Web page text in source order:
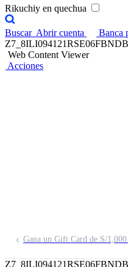
Rikuchiy en quechua
Buscar Abrir cuenta
Banca
Web Content Viewer
Acciones
Gana un Gift Card de S/